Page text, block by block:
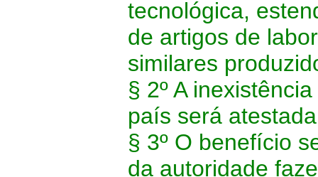
tecnológica,
de artigos de
similares
§ 2º A
país será
§ 3º O benefício
da autoridade